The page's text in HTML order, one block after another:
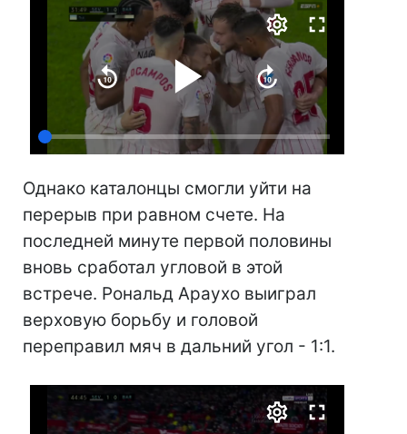
Однако каталонцы смогли уйти на
перерыв при равном счете. На
последней минуте первой половины
вновь сработал угловой в этой
встрече. Рональд Араухо выиграл
верховую борьбу и головой
переправил мяч в дальний угол - 1:1.